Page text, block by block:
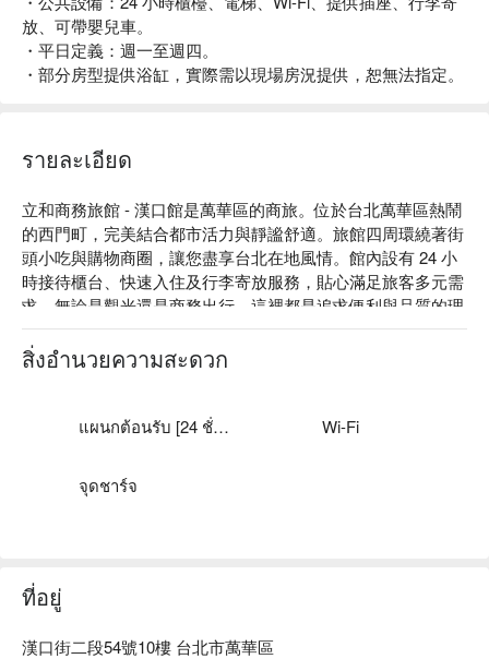
放、可帶嬰兒車。
・平日定義：週一至週四。
・部分房型提供浴缸，實際需以現場房況提供，恕無法指定。
รายละเอียด
立和商務旅館 - 漢口館是萬華區的商旅。位於台北萬華區熱鬧
的西門町，完美結合都市活力與靜謐舒適。旅館四周環繞著街
頭小吃與購物商圈，讓您盡享台北在地風情。館內設有 24 小
時接待櫃台、快速入住及行李寄放服務，貼心滿足旅客多元需
求。無論是觀光還是商務出行，這裡都是追求便利與品質的理
想選擇。
立和商務旅館 - 漢口館評價：網友好評推薦
案、立和商務旅館 - 漢口館休息方案立刻查看⬇︎
สิ่งอำนวยความสะดวก
แผนกต้อนรับ [24 ชั่วโมง] Wi-Fi
จุดชาร์จ
ที่อยู่
漢口街二段54號10樓 台北市萬華區